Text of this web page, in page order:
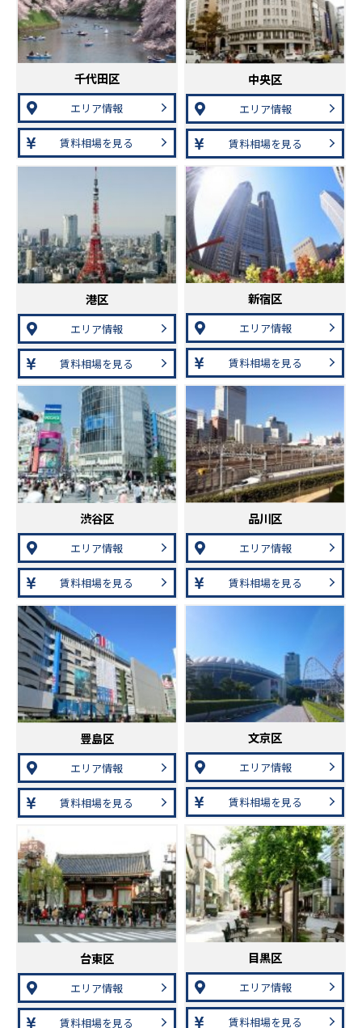
千代田区
エリア情報
賃料相場を見る
中央区
エリア情報
賃料相場を見る
港区
エリア情報
賃料相場を見る
新宿区
エリア情報
賃料相場を見る
渋谷区
エリア情報
賃料相場を見る
品川区
エリア情報
賃料相場を見る
豊島区
エリア情報
賃料相場を見る
文京区
エリア情報
賃料相場を見る
台東区
エリア情報
賃料相場を見る
目黒区
エリア情報
賃料相場を見る